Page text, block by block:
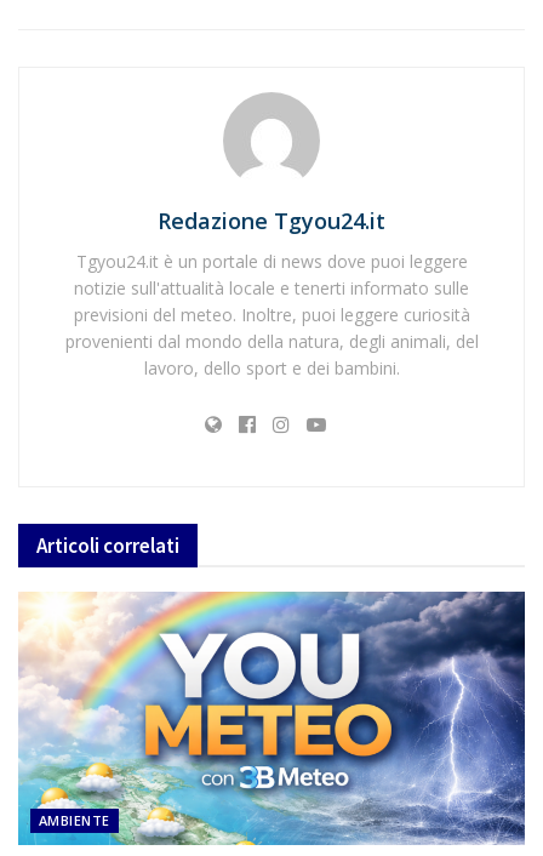
Redazione Tgyou24.it
Tgyou24.it è un portale di news dove puoi leggere
notizie sull'attualità locale e tenerti informato sulle
previsioni del meteo. Inoltre, puoi leggere curiosità
provenienti dal mondo della natura, degli animali, del
lavoro, dello sport e dei bambini.
Articoli correlati
AMBIENTE